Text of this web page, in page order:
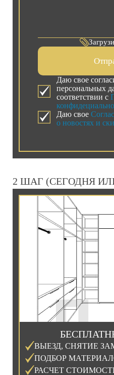
Даю свое
персональных
соответствии с
Даю свое
о новостях и
2 ШАГ (СЕГОДНЯ
ВЫЕЗД, СНЯТИЕ
ПОДБОР
РАСЧЕТ